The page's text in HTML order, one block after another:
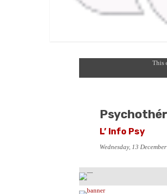
This
L’ Info Psy
Wednesday, 13